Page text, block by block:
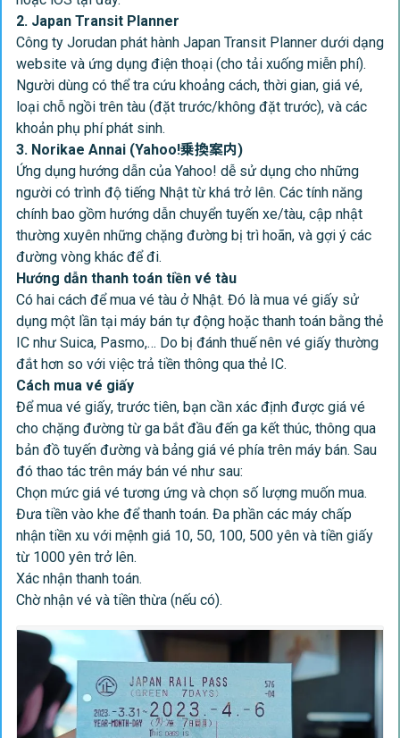
2. Japan Transit Planner
Công ty Jorudan phát hành Japan Transit Planner dưới dạng
website và ứng dụng điện thoại (cho tải xuống miễn phí).
Người dùng có thể tra cứu khoảng cách, thời gian, giá vé,
loại chỗ ngồi trên tàu (đặt trước/không đặt trước), và các
khoản phụ phí phát sinh.
3. Norikae Annai (Yahoo!乗換案内)
Ứng dụng hướng dẫn của Yahoo! dễ sử dụng cho những
người có trình độ tiếng Nhật từ khá trở lên. Các tính năng
chính bao gồm hướng dẫn chuyển tuyến xe/tàu, cập nhật
thường xuyên những chặng đường bị trì hoãn, và gợi ý các
đường vòng khác để đi.
Hướng dẫn thanh toán tiền vé tàu
Có hai cách để mua vé tàu ở Nhật. Đó là mua vé giấy sử
dụng một lần tại máy bán tự động hoặc thanh toán bằng thẻ
IC như Suica, Pasmo,… Do bị đánh thuế nên vé giấy thường
đắt hơn so với việc trả tiền thông qua thẻ IC.
Cách mua vé giấy
Để mua vé giấy, trước tiên, bạn cần xác định được giá vé
cho chặng đường từ ga bắt đầu đến ga kết thúc, thông qua
bản đồ tuyến đường và bảng giá vé phía trên máy bán. Sau
đó thao tác trên máy bán vé như sau:
Chọn mức giá vé tương ứng và chọn số lượng muốn mua.
Đưa tiền vào khe để thanh toán. Đa phần các máy chấp
nhận tiền xu với mệnh giá 10, 50, 100, 500 yên và tiền giấy
từ 1000 yên trở lên.
Xác nhận thanh toán.
Chờ nhận vé và tiền thừa (nếu có).